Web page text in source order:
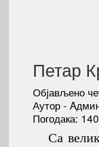
Петар
Објављено
Аутор -
Погодака:
Са